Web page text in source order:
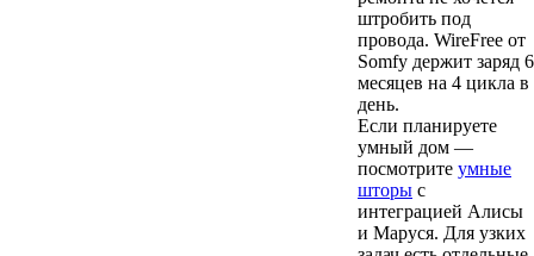
штробить под
провода. WireFree от
Somfy держит заряд 6
месяцев на 4 цикла в
день.
Если планируете
умный дом —
посмотрите умные
шторы с
интеграцией Алисы
и Маруся. Для узких